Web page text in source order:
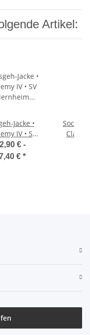
Artikel:
Jacke •
• SV
•
Grau
€ -
€ *
Classic